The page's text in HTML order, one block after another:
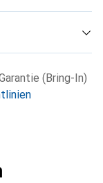
(Bring-In)